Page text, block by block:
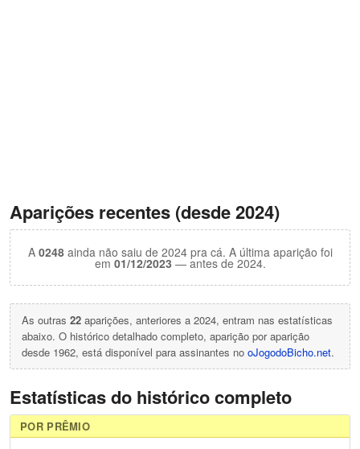
Aparições recentes (desde 2024)
A 0248ainda não saiu de 2024 pra cá. A última aparição foi
em 01/12/2023 — antes de 2024.
As outras 22 aparições, anteriores a 2024, entram nas estatísticas
abaixo. O histórico detalhado completo, aparição por aparição
desde 1962, está disponível para assinantes no oJogodoBicho.net.
Estatísticas do histórico completo
POR PRÊMIO